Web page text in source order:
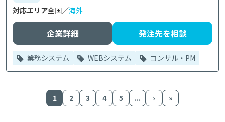
対応エリア全国／海外
企業詳細 発注先を相談
業務システム WEBシステム コンサル・PM
1 2 3 4 5 ... › »